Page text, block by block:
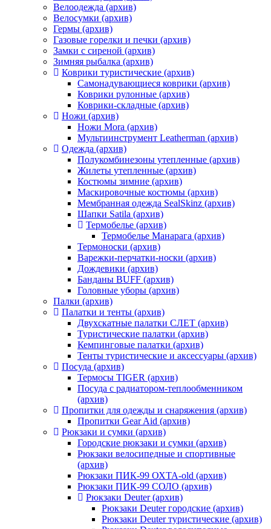
Велоодежда (архив)
Велосумки (архив)
Гермы (архив)
Газовые горелки и печки (архив)
Замки с сиреной (архив)
Зимняя рыбалка (архив)
Коврики туристические (архив)
Самонадувающиеся коврики (архив)
Коврики рулонные (архив)
Коврики-складные (архив)
Ножи (архив)
Ножи Mora (архив)
Мультиинструмент Leatherman (архив)
Одежда (архив)
Полукомбинезоны утепленные (архив)
Жилеты утепленные (архив)
Костюмы зимние (архив)
Маскировочные костюмы (архив)
Мембранная одежда SealSkinz (архив)
Шапки Satila (архив)
Термобелье (архив)
Термобелье Манарага (архив)
Термоноски (архив)
Варежки-перчатки-носки (архив)
Дождевики (архив)
Банданы BUFF (архив)
Головные уборы (архив)
Палки (архив)
Палатки и тенты (архив)
Двухскатные палатки СЛЕТ (архив)
Туристические палатки (архив)
Кемпинговые палатки (архив)
Тенты туристические и аксессуары (архив)
Посуда (архив)
Термосы TIGER (архив)
Посуда с радиатором-теплообменником
(архив)
Пропитки для одежды и снаряжения (архив)
Пропитки Gear Aid (архив)
Рюкзаки и сумки (архив)
Городские рюкзаки и сумки (архив)
Рюкзаки велосипедные и спортивные
(архив)
Рюкзаки ПИК-99 ОХТА-old (архив)
Рюкзаки ПИК-99 СОЛО (архив)
Рюкзаки Deuter (архив)
Рюкзаки Deuter городские (архив)
Рюкзаки Deuter туристические (архив)